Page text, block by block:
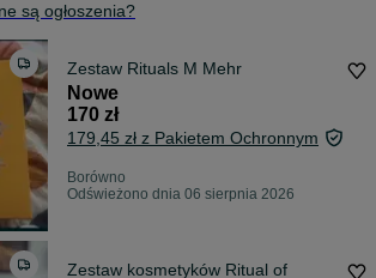
są ogłoszenia?
Zestaw Rituals M Mehr
Nowe
170 zł
179,45 zł z Pakietem Ochronnym
Borówno
Odświeżono dnia 06 sierpnia 2026
Zestaw kosmetyków Ritual of